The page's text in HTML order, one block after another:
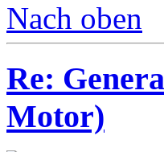
Nach oben
Re:
Motor)